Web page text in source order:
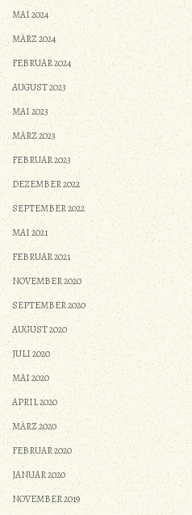
MAI 2024
MÄRZ 2024
FEBRUAR 2024
AUGUST 2023
MAI 2023
MÄRZ 2023
FEBRUAR 2023
DEZEMBER 2022
SEPTEMBER 2022
MAI 2021
FEBRUAR 2021
NOVEMBER 2020
SEPTEMBER 2020
AUGUST 2020
JULI 2020
MAI 2020
APRIL 2020
MÄRZ 2020
FEBRUAR 2020
JANUAR 2020
NOVEMBER 2019